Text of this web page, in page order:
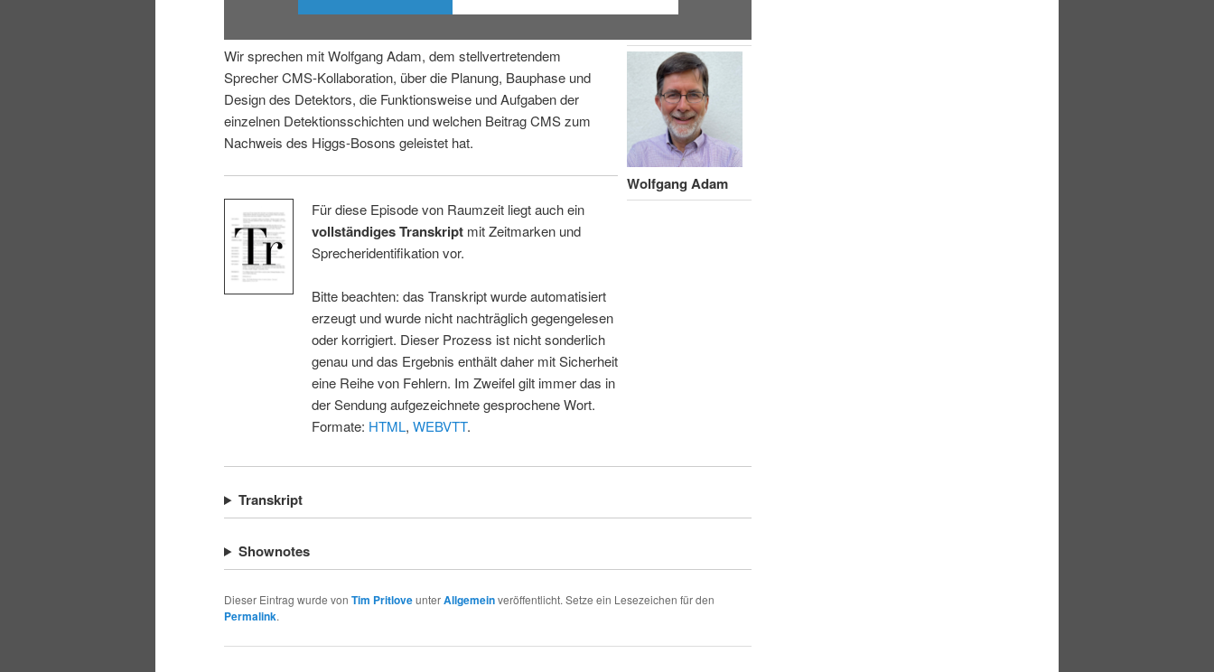
g
e
n
i
n
g
e
n
Wolfgang Adam
Wir sprechen mit Wolfgang Adam, dem stellvertretendem
Sprecher CMS-Kollaboration, über die Planung, Bauphase und
Design des Detektors, die Funktionsweise und Aufgaben der
einzelnen Detektionsschichten und welchen Beitrag CMS zum
Nachweis des Higgs-Bosons geleistet hat.
Für diese Episode von Raumzeit liegt auch ein
vollständiges Transkriptmit Zeitmarken und
Sprecheridentifikation vor.
Bitte beachten: das Transkript wurde automatisiert
erzeugt und wurde nicht nachträglich gegengelesen
oder korrigiert. Dieser Prozess ist nicht sonderlich
genau und das Ergebnis enthält daher mit Sicherheit
eine Reihe von Fehlern. Im Zweifel gilt immer das in
der Sendung aufgezeichnete gesprochene Wort.
Formate: HTML, WEBVTT.
Transkript
Shownotes
Dieser Eintrag wurde von Tim PritloveunterAllgemeinveröffentlicht. Setze ein Lesezeichen für den
Permalink.